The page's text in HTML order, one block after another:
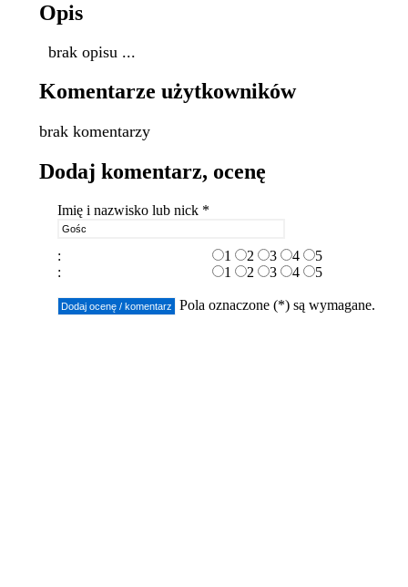
Opis
brak opisu ...
Komentarze użytkowników
brak komentarzy
Dodaj komentarz, ocenę
Imię i nazwisko lub nick *
: 1 2 3 4
5
:
1 2 3 4 5
Pola oznaczone (*) są wymagane.